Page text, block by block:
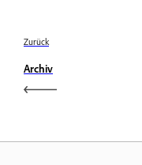
Zurück
Archiv